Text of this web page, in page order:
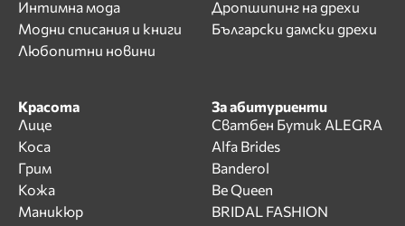
Интимна мода
Модни списания и книги
Любопитни новини
Дропшипинг на дрехи
Български дамски дрехи
Красота
Лице
Коса
Грим
Кожа
Маникюр
За абитуриенти
Сватбен Бутик ALEGRA
Alfa Brides
Banderol
Be Queen
BRIDAL FASHION